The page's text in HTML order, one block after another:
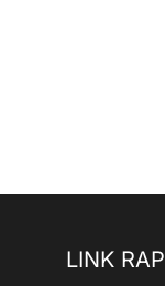
LINK